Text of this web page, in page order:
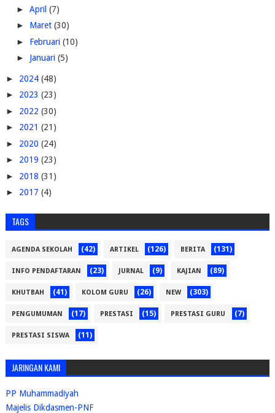
► April (7)
► Maret (30)
► Februari (10)
► Januari (5)
► 2024 (48)
► 2023 (23)
► 2022 (30)
► 2021 (21)
► 2020 (24)
► 2019 (23)
► 2018 (31)
► 2017 (4)
TAGS
AGENDA SEKOLAH (42) ARTIKEL (126) BERITA (131)
INFO PENDAFTARAN (23) JURNAL (9) KAJIAN (89)
KHUTBAH (41) KOLOM GURU (26) NEW (303)
PENGUMUMAN (17) PRESTASI (15) PRESTASI GURU (7)
PRESTASI SISWA (11)
JARINGAN KAMI
PP Muhammadiyah
Majelis Dikdasmen-PNF